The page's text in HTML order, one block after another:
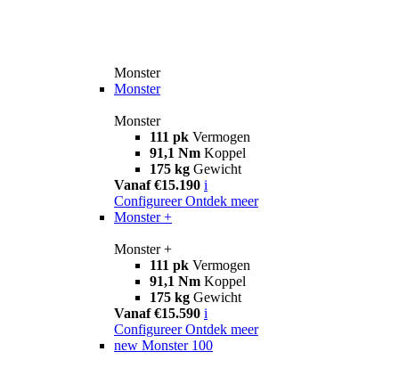
Monster
Monster
Monster
111 pk Vermogen
91,1 Nm Koppel
175 kg Gewicht
Vanaf €15.190 i
Configureer Ontdek meer
Monster +
Monster +
111 pk Vermogen
91,1 Nm Koppel
175 kg Gewicht
Vanaf €15.590 i
Configureer Ontdek meer
new Monster 100